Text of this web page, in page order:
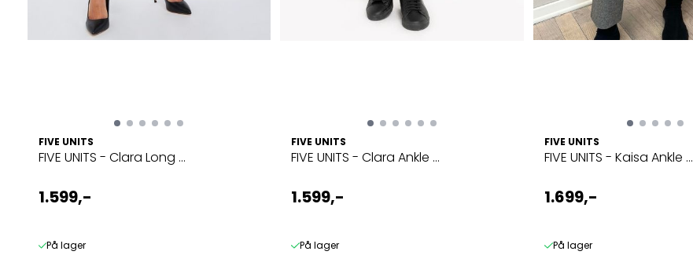
FIVE UNITS
FIVE UNITS - Clara Long ...
1.599,-
På lager
FIVE UNITS
FIVE UNITS - Clara Ankle ...
1.599,-
På lager
FIVE UNITS
FIVE UNITS - Kaisa Ankle ...
1.699,-
På lager